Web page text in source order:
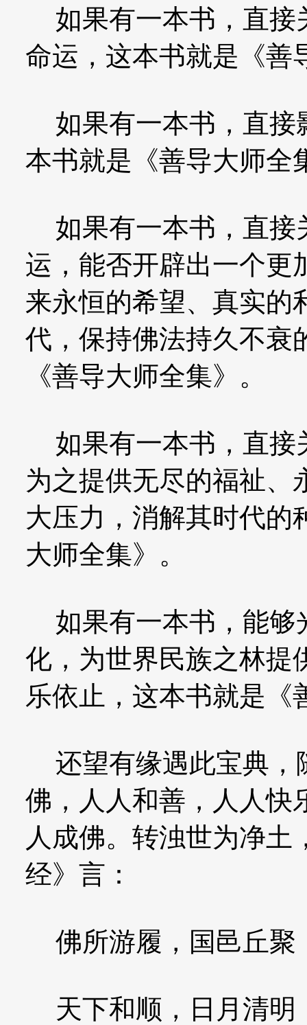
如果有一本书，直接
命运，这本书就是《善
如果有一本书，直接
本书就是《善导大师全
如果有一本书，直接
运，能否开辟出一个更
来永恒的希望、真实的
代，保持佛法持久不衰
《善导大师全集》。
如果有一本书，直接
为之提供无尽的福祉、
大压力，消解其时代的
大师全集》。
如果有一本书，能够
化，为世界民族之林提
乐依止，这本书就是《
还望有缘遇此宝典，
佛，人人和善，人人快
人成佛。转浊世为净
经》言：
佛所游履，国邑丘聚
天下和顺，日月清明